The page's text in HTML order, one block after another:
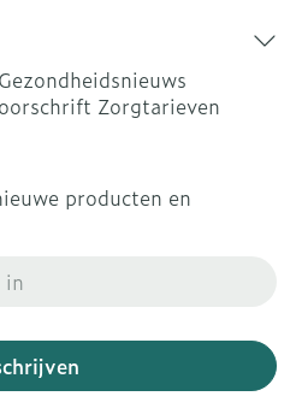
Gezondheidsnieuws
Zorgtarieven
producten en